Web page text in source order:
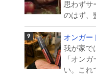
思わずサ
のはず、
オンガー
我が家で
「オン
い。これ